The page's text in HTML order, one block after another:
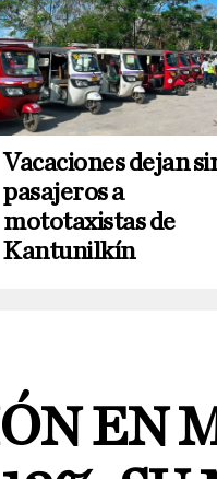
Vacaciones dejan
pasajeros a
mototaxistas de
Kantunilkín
EN